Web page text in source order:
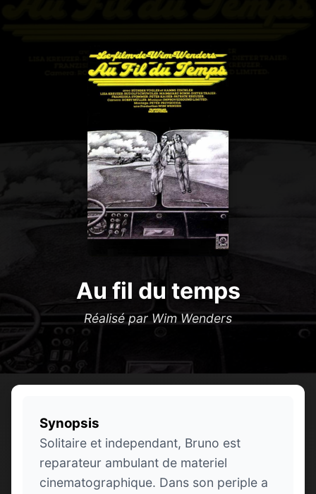
Au fil du temps
Réalisé par Wim Wenders
Synopsis
Solitaire et independant, Bruno est
reparateur ambulant de materiel
cinematographique. Dans son periple a